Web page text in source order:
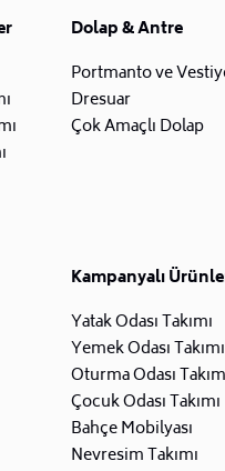
Dolap & Antre
Portmanto ve
Dresuar
Çok Amaçlı Dolap
Kampanyalı
Yatak Odası Takımı
Yemek Odası Takımı
Oturma Odası
Çocuk Odası Takımı
Bahçe Mobilyası
Nevresim Takımı